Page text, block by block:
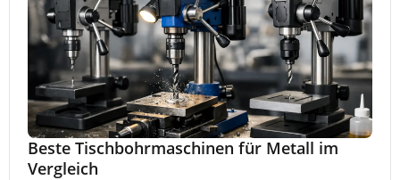
Beste Tischbohrmaschinen für Metall im
Vergleich